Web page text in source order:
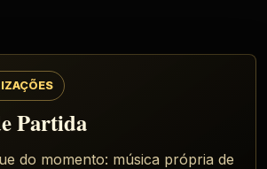
Partida
do momento: música própria de